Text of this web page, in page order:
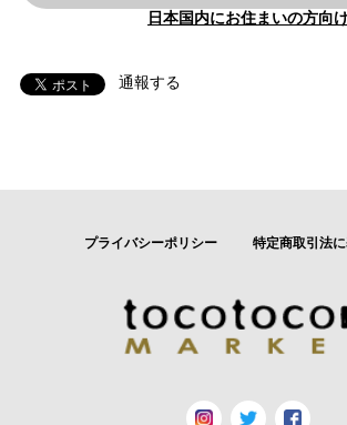
日本国内にお住まいの方向
通報する
プライバシーポリシー 特定商取引法